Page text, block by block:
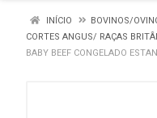
INÍCIO
BOVINOS/
CORTES ANGUS/ RAÇAS
BABY BEEF CONGELADO